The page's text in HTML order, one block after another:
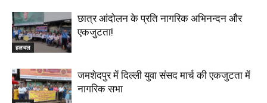
हलचल
छात्र आंदोलन के प्रति नागरिक अभिनन्दन और
एकजुटता!
जमशेदपुर में दिल्ली युवा संसद मार्च की एकजुटता में
नागरिक सभा